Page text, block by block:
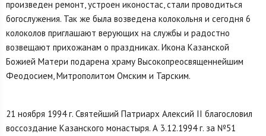
произведен ремонт, устроен иконостас, стали проводиться
богослужения. Так же была возведена колокольня и сегодня 6
колоколов приглашают верующих на службы и радостно
возвещают прихожанам о праздниках. Икона Казанской
Божией Матери подарена храму Высокопреосвященнейшим
Феодосием, Митрополитом Омским и Тарским.
21 ноября 1994 г. Святейший Патриарх Алексий II благословил
воссоздание Казанского мона­стыря. А 3.12.1994 г. за №51